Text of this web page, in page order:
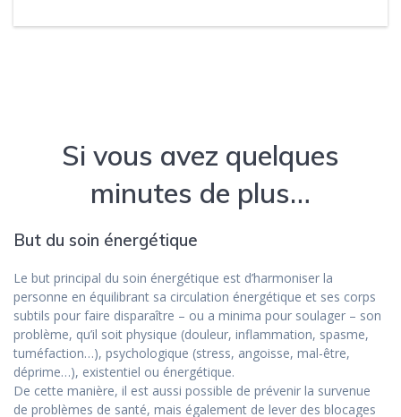
Si vous avez quelques
minutes de plus…
But du soin énergétique
Le but principal du soin énergétique est d’harmoniser la
personne en équilibrant sa circulation énergétique et ses corps
subtils pour faire disparaître – ou a minima pour soulager – son
problème, qu’il soit physique (douleur, inflammation, spasme,
tuméfaction…), psychologique (stress, angoisse, mal-être,
déprime…), existentiel ou énergétique.
De cette manière, il est aussi possible de prévenir la survenue
de problèmes de santé, mais également de lever des blocages